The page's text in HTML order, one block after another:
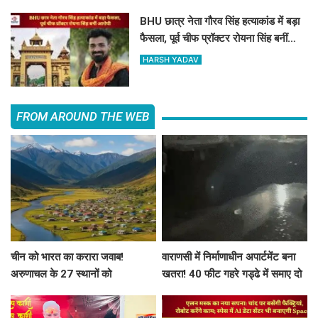
BHU छात्र नेता गौरव सिंह हत्याकांड में बड़ा
फैसला, पूर्व चीफ प्रॉक्टर रोयना सिंह बनीं
आरोपी
HARSH YADAV
FROM AROUND THE WEB
चीन को भारत का करारा जवाब!
अरुणाचल के 27 स्थानों को
वाराणसी में निर्माणाधीन अपार्टमेंट बना
खतरा! 40 फीट गहरे गड्ढे में समाए दो